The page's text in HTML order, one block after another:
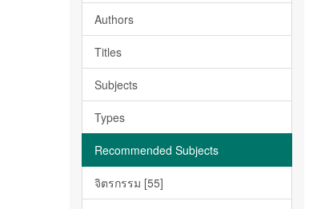
Authors
Titles
Subjects
Types
Recommended Subjects
จิตรกรรม [55]